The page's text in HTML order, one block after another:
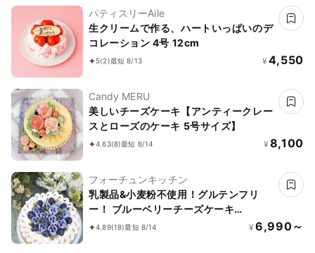
パティスリーAile
生クリームで作る、ハートいっぱいのデ
コレーション 4号 12cm
5(2)最短 8/13 ¥ 4,550
Candy MERU
美しいチーズケーキ【アンティークレー
スとローズのケーキ 5号サイズ】
4.63(8)最短 8/14 ¥ 8,100
フォーチュンキッチン
乳製品&小麦粉不使用！グルテンフリ
ー！ ブルーベリーチーズケーキ
15cm《ヴィーガンスイーツ・ヴィーガ
4.89(18)最短 8/14 ¥ 6,990～